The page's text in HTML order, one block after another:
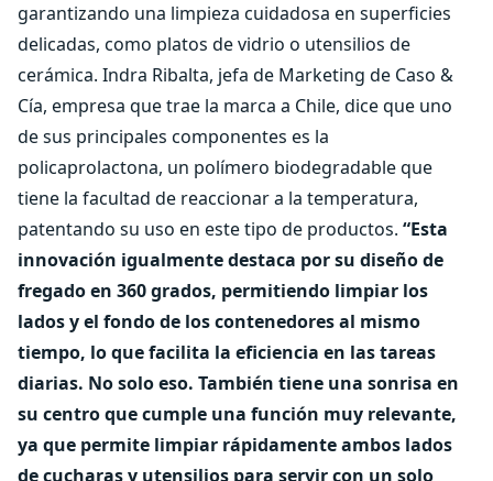
garantizando una limpieza cuidadosa en superficies
delicadas, como platos de vidrio o utensilios de
cerámica. Indra Ribalta, jefa de Marketing de Caso &
Cía, empresa que trae la marca a Chile, dice que uno
de sus principales componentes es la
policaprolactona, un polímero biodegradable que
tiene la facultad de reaccionar a la temperatura,
patentando su uso en este tipo de productos. “Esta
innovación igualmente destaca por su diseño de
fregado en 360 grados, permitiendo limpiar los
lados y el fondo de los contenedores al mismo
tiempo, lo que facilita la eficiencia en las tareas
diarias. No solo eso. También tiene una sonrisa en
su centro que cumple una función muy relevante,
ya que permite limpiar rápidamente ambos lados
de cucharas y utensilios para servir con un solo